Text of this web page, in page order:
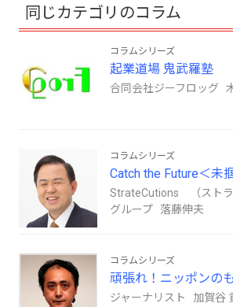
同じカテゴリのコラム
コラムシリーズ
起業道場 鬼武羅塾
合同会社ジーフロッグ
コラムシリーズ
Catch the Future＜未
StrateCutions （ストラ
グループ 落藤伸夫
コラムシリーズ
頑張れ！ニッポンの
ジャーナリスト 加賀谷